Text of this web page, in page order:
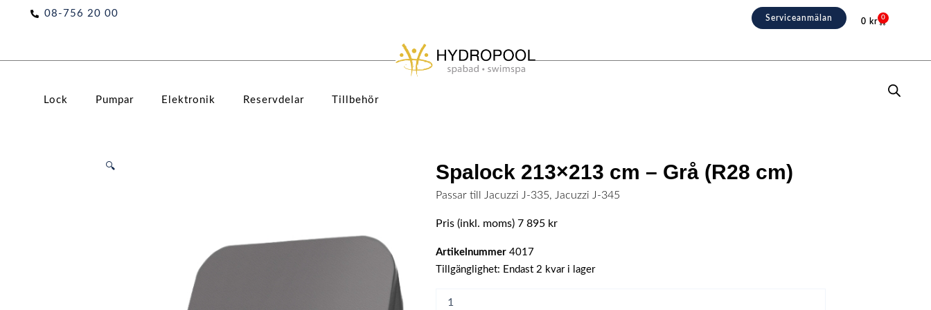
0 kr 0
Varukorg
Serviceanmälan
08-756 20 00
Lock Pumpar Elektronik Reservdelar Tillbehör
🔍 Spalock 213×213 cm – Grå (R28 cm)
Passar till Jacuzzi J-335, Jacuzzi J-345
Pris (inkl. moms)7 895 kr
Artikelnummer4017
Tillgänglighet: Endast 2 kvar i lager
Spalock